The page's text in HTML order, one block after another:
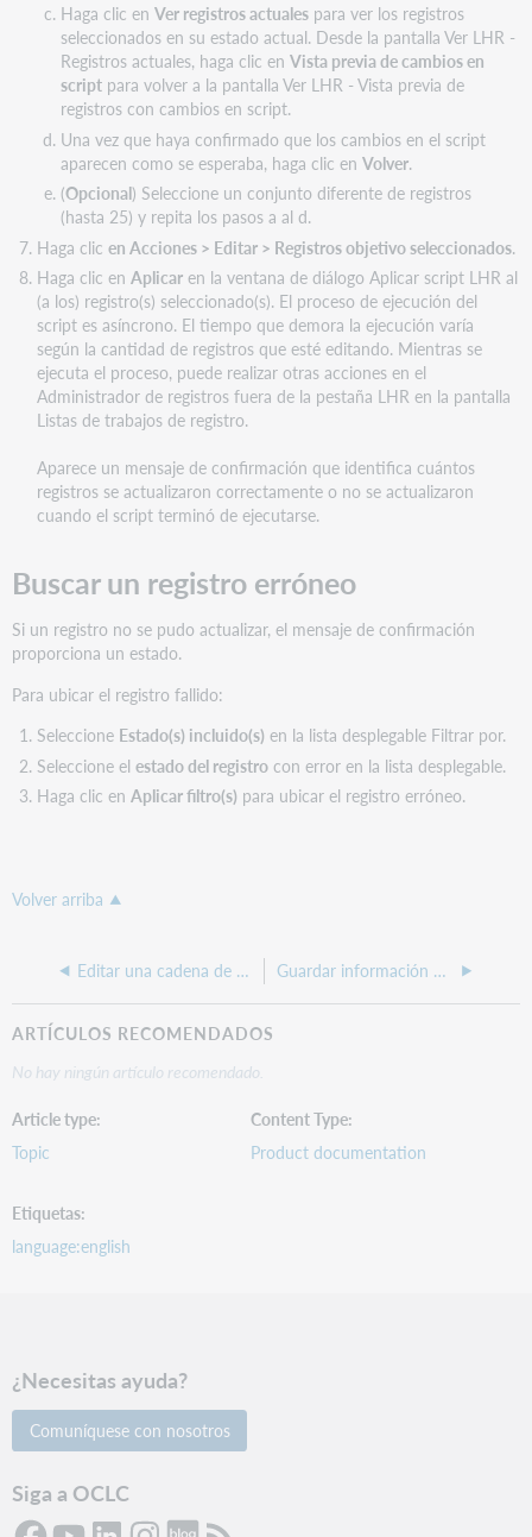
Haga clic en Ver registros actualespara ver los registros
seleccionados en su estado actual. Desde la pantalla Ver LHR -
Registros actuales, haga clic en Vista previa de cambios en
scriptpara volver a la pantalla Ver LHR - Vista previa de
registros con cambios en script.
Una vez que haya confirmado que los cambios en el script
aparecen como se esperaba, haga clic en Volver.
(Opcional) Seleccione un conjunto diferente de registros
(hasta 25) y repita los pasos a al d.
Haga clic en Acciones > Editar > Registros objetivo seleccionados.
Haga clic en Aplicaren la ventana de diálogo Aplicar script LHR al
(a los) registro(s) seleccionado(s). El proceso de ejecución del
script es asíncrono. El tiempo que demora la ejecución varía
según la cantidad de registros que esté editando. Mientras se
ejecuta el proceso, puede realizar otras acciones en el
Administrador de registros fuera de la pestaña LHR en la pantalla
Listas de trabajos de registro.
Aparece un mensaje de confirmación que identifica cuántos
registros se actualizaron correctamente o no se actualizaron
cuando el script terminó de ejecutarse.
Buscar un registro erróneo
Si un registro no se pudo actualizar, el mensaje de confirmación
proporciona un estado.
Para ubicar el registro fallido:
Seleccione Estado(s) incluido(s) en la lista desplegable Filtrar por.
Seleccione el estado del registrocon error en la lista desplegable.
Haga clic en Aplicarfiltro(s) para ubicar el registro erróneo.
Volver arriba
Editar una cadena de campo Guardar información de campo como una cadena de campo
ARTÍCULOS RECOMENDADOS
No hay ningún artículo recomendado.
Article type
Topic
Content Type
Product documentation
Etiquetas
language:english
¿Necesitas ayuda?
Comuníquese con nosotros
Siga a OCLC